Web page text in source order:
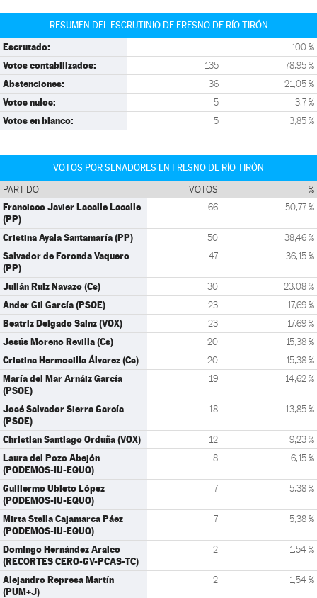
RESUMEN DEL ESCRUTINIO DE FRESNO DE RÍO TIRÓN
Escrutado: 100 %
Votos contabilizados: 135 78,95 %
Abstenciones: 36 21,05 %
Votos nulos: 5 3,7 %
Votos en blanco: 5 3,85 %
VOTOS POR SENADORES EN FRESNO DE RÍO TIRÓN
PARTIDO VOTOS %
Francisco Javier Lacalle Lacalle
(PP)
66 50,77 %
Cristina Ayala Santamaría (PP) 50 38,46 %
Salvador de Foronda Vaquero
(PP)
47 36,15 %
Julián Ruiz Navazo (Cs) 30 23,08 %
Ander Gil García (PSOE) 23 17,69 %
Beatriz Delgado Sainz (VOX) 23 17,69 %
Jesús Moreno Revilla (Cs) 20 15,38 %
Cristina Hermosilla Álvarez (Cs) 20 15,38 %
María del Mar Arnáiz García
(PSOE)
19 14,62 %
José Salvador Sierra García
(PSOE)
18 13,85 %
Christian Santiago Orduña (VOX) 12 9,23 %
Laura del Pozo Abejón
(PODEMOS-IU-EQUO)
8 6,15 %
Guillermo Ubieto López
(PODEMOS-IU-EQUO)
7 5,38 %
Mirta Stella Cajamarca Páez
(PODEMOS-IU-EQUO)
7 5,38 %
Domingo Hernández Araico
(RECORTES CERO-GV-PCAS-TC)
2 1,54 %
Alejandro Represa Martín
(PUM+J)
2 1,54 %